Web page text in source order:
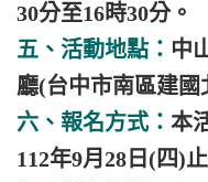
30分至16時30分。
五、活動地點： 中
廳(台中市南區建國
六、報名方式： 本
112年9月28日(四)止